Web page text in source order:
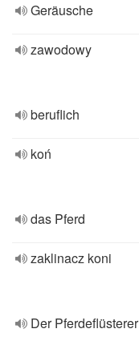
Geräusche
zawodowy
beruflich
koń
das Pferd
zaklinacz koni
Der Pferdeflüsterer